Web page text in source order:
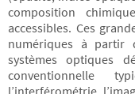
composition
accessibles. Ces
numériques à partir
systèmes optiques
conventionnelle
l’interférométrie,